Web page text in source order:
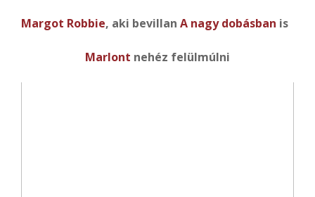
Margot Robbie, aki bevillan A nagy dobásban is
Marlont nehéz felülmúlni